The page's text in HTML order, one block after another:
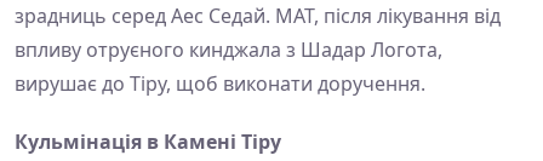
зрадниць серед Аес Седай. МАТ, після лікування від
впливу отруєного кинджала з Шадар Логота,
вирушає до Тіру, щоб виконати доручення.
Кульмінація в Камені Тіру